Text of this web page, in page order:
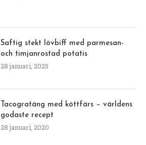
Saftig stekt lövbiff med parmesan-
och timjanrostad potatis
28 januari, 2025
Tacogratäng med köttfärs – världens
godaste recept
28 januari, 2020